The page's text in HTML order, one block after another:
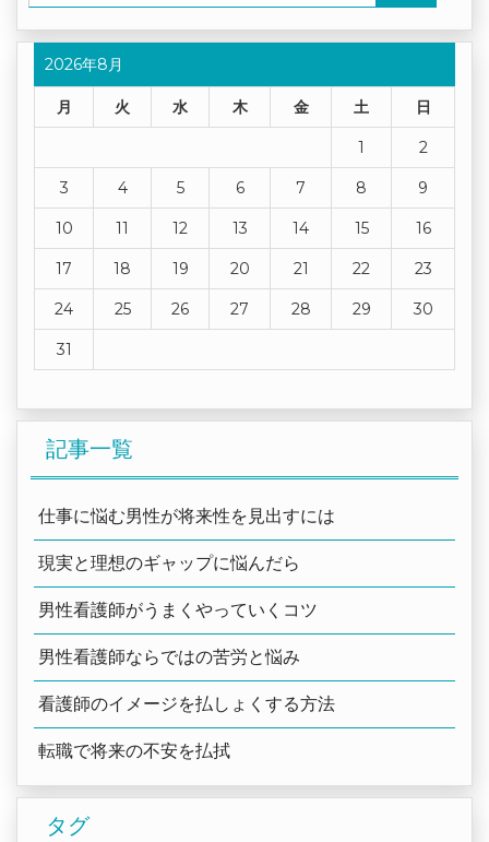
2026年8月
月 火 水 木 金 土 日
1 2
3 4 5 6 7 8 9
10 11 12 13 14 15 16
17 18 19 20 21 22 23
24 25 26 27 28 29 30
31
記事一覧
仕事に悩む男性が将来性を見出すには
現実と理想のギャップに悩んだら
男性看護師がうまくやっていくコツ
男性看護師ならではの苦労と悩み
看護師のイメージを払しょくする方法
転職で将来の不安を払拭
タグ